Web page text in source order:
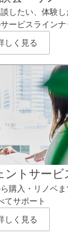
したい、体験し
ービスラインナ
しく見る
ントサービ
購入・リノベま
てサポート
しく見る